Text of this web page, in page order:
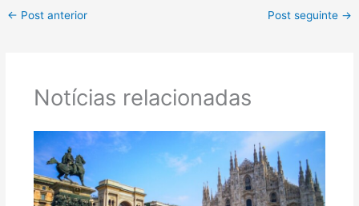
← Post anterior Post seguinte →
Notícias relacionadas